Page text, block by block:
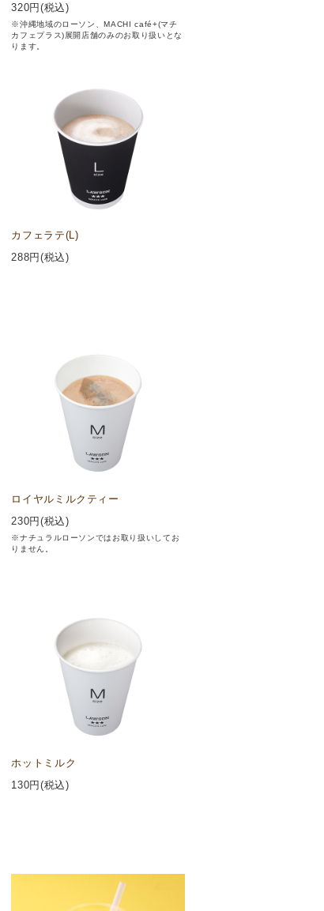
320円(税込)
※沖縄地域のローソン、MACHI café+(マチ
カフェプラス)展開店舗のみのお取り扱いとな
ります。
カフェラテ(L)
288円(税込)
ロイヤルミルクティー
230円(税込)
※ナチュラルローソンではお取り扱いしてお
りません。
ホットミルク
130円(税込)